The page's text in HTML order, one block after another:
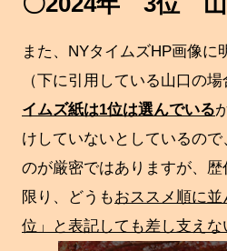
また、NYタイムズHP画像に
（下に引用している山口の場
イムズ紙は1位は選んでいる
けしていないとしているの
のが厳密ではありますが、
限り、どうもおススメ順に
位」と表記しても差し支えな